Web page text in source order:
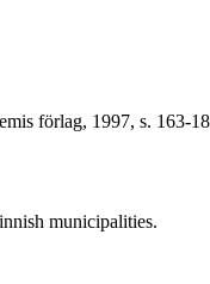
förlag, 1997, s. 163-
municipalities.